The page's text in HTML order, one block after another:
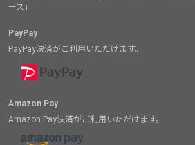
ース」
PayPay
PayPay決済がご利用いただけます。
Amazon Pay
Amazon Pay決済がご利用いただけます。